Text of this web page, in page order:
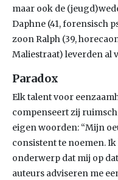
maar ook de
Daphne (41, forensisch
zoon Ralph (39,
Maliestraat) leverden al
Paradox
Elk talent voor
compenseert zij
eigen woorden: “Mijn
consistent te noemen.
onderwerp dat mij op
auteurs adviseren me